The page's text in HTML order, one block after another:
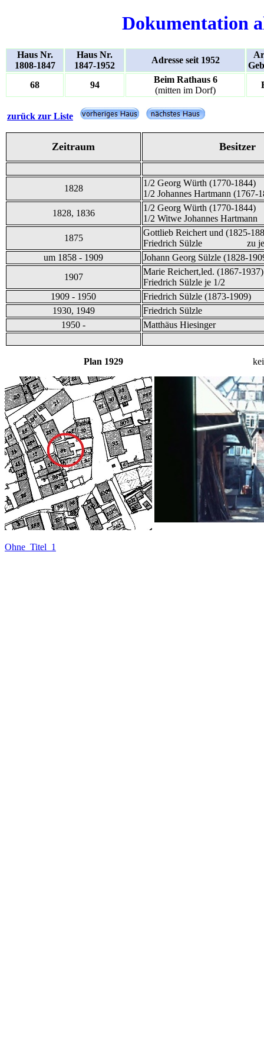
Dokumentation
Haus Nr.
1808-1847
Haus Nr.
1847-1952
Adresse seit 1952
68
94
Beim Rathaus 6
(mitten im Dorf)
zurück zur Liste
Zeitraum Besitzer
1828
1/2 Georg Würth (1770-1844)
1/2 Johannes Hartmann (1767-
1828, 1836
1/2 Georg Würth (1770-1844)
1/2 Witwe Johannes Hartmann
1875
Gottlieb Reichert und (1825-
Friedrich Sülzle zu je
um 1858 - 1909
Johann Georg Sülzle (1828-
1907
Marie Reichert,led. (1867-
Friedrich Sülzle je 1/2
1909 - 1950
Friedrich Sülzle (1873-1909)
1930, 1949
Friedrich Sülzle
1950 -
Matthäus Hiesinger
Plan 1929
Ohne_Titel_1